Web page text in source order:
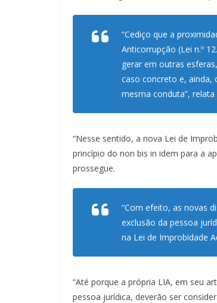
“Cediço que a
Anticorrupção (Lei n.º
gerar em outras
caso concreto e, ainda,
mesma conduta”, relata
“Nesse sentido, a nova Lei de
princípio do non bis in idem para a
prossegue.
“Com efeito, as novas
exclusão da pessoa
na Lei de Improbidade
“Até porque a própria LIA, em seu
pessoa jurídica, deverão ser